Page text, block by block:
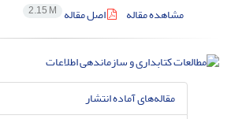
مشاهده مقاله
اصل مقاله 2.15 M
مقاله‌های آماده انتشار